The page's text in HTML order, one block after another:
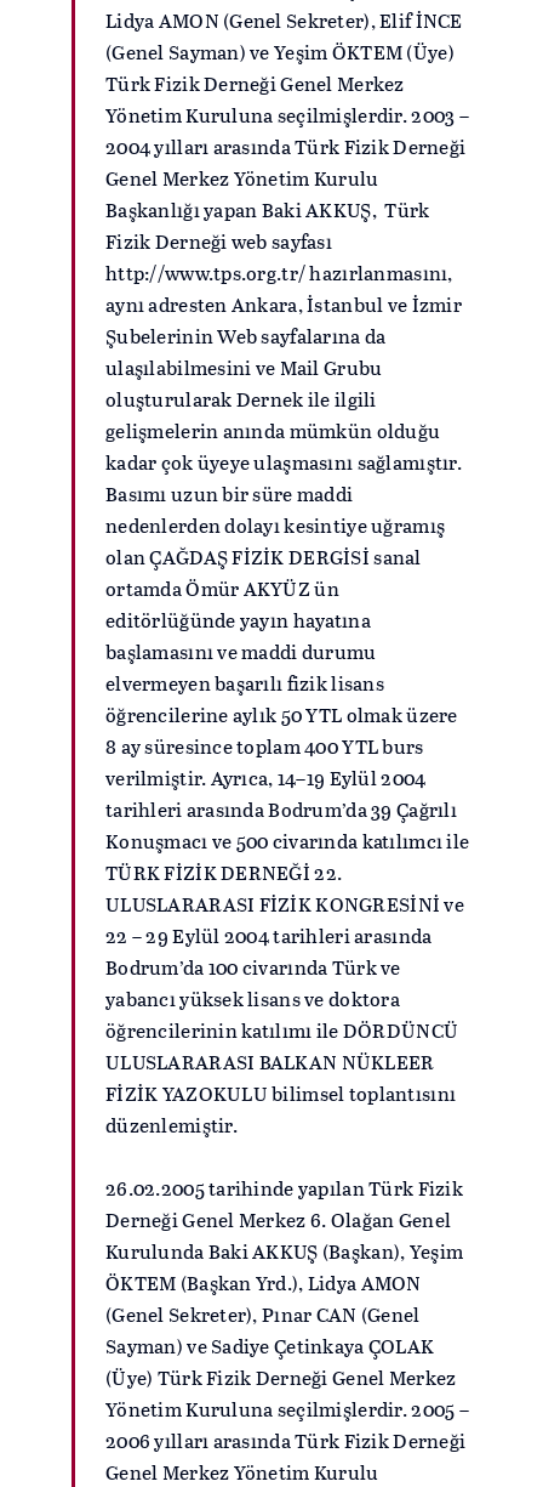
Lidya AMON (Genel Sekreter), Elif İNCE
(Genel Sayman) ve Yeşim ÖKTEM (Üye)
Türk Fizik Derneği Genel Merkez
Yönetim Kuruluna seçilmişlerdir. 2003 –
2004 yılları arasında Türk Fizik Derneği
Genel Merkez Yönetim Kurulu
Başkanlığı yapan Baki AKKUŞ, Türk
Fizik Derneği web sayfası
http://www.tps.org.tr/ hazırlanmasını,
aynı adresten Ankara, İstanbul ve İzmir
Şubelerinin Web sayfalarına da
ulaşılabilmesini ve Mail Grubu
oluşturularak Dernek ile ilgili
gelişmelerin anında mümkün olduğu
kadar çok üyeye ulaşmasını sağlamıştır.
Basımı uzun bir süre maddi
nedenlerden dolayı kesintiye uğramış
olan ÇAĞDAŞ FİZİK DERGİSİ sanal
ortamda Ömür AKYÜZ ün
editörlüğünde yayın hayatına
başlamasını ve maddi durumu
elvermeyen başarılı fizik lisans
öğrencilerine aylık 50 YTL olmak üzere
8 ay süresince toplam 400 YTL burs
verilmiştir. Ayrıca, 14–19 Eylül 2004
tarihleri arasında Bodrum’da 39 Çağrılı
Konuşmacı ve 500 civarında katılımcı ile
TÜRK FİZİK DERNEĞİ 22.
ULUSLARARASI FİZİK KONGRESİNİ ve
22 – 29 Eylül 2004 tarihleri arasında
Bodrum’da 100 civarında Türk ve
yabancı yüksek lisans ve doktora
öğrencilerinin katılımı ile DÖRDÜNCÜ
ULUSLARARASI BALKAN NÜKLEER
FİZİK YAZOKULU bilimsel toplantısını
düzenlemiştir.
26.02.2005 tarihinde yapılan Türk Fizik
Derneği Genel Merkez 6. Olağan Genel
Kurulunda Baki AKKUŞ (Başkan), Yeşim
ÖKTEM (Başkan Yrd.), Lidya AMON
(Genel Sekreter), Pınar CAN (Genel
Sayman) ve Sadiye Çetinkaya ÇOLAK
(Üye) Türk Fizik Derneği Genel Merkez
Yönetim Kuruluna seçilmişlerdir. 2005 –
2006 yılları arasında Türk Fizik Derneği
Genel Merkez Yönetim Kurulu